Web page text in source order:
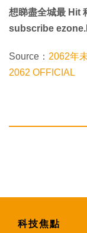
想睇盡全城最 Hit
subscribe
Source： 2062年
2062 OFFICIAL
科技焦點